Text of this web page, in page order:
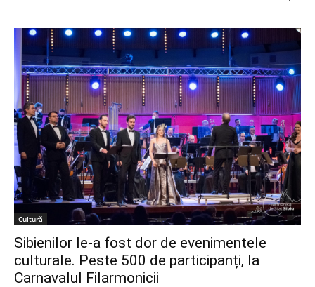
Cultură
Sibienilor le-a fost dor de evenimentele
culturale. Peste 500 de participanți, la
Carnavalul Filarmonicii